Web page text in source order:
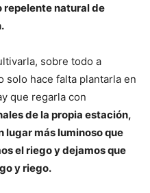
repelente natural de
sobre todo a
solo hace falta plantarla en
que regarla con
de la propia estación,
lugar más luminoso que
el riego y dejamos que
y riego.